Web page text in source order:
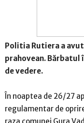
Politia Rutiera a
prahovean. Bărbatul
de vedere.
În noaptea de 26/27
regulamentar de